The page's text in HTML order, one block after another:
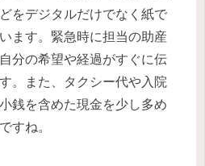
をデジタルだけでなく紙で
ます。緊急時に担当の助産
分の希望や経過がすぐに伝
。また、タクシー代や入院
銭を含めた現金を少し多め
すね。